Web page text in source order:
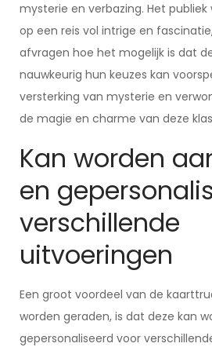
mysterie en verbazing. Het
op een reis vol intrige en
afvragen hoe het mogelijk is dat
nauwkeurig hun keuzes kan
versterking van mysterie en
de magie en charme van deze
Kan worden
en
verschillende
uitvoeringen
Een groot voordeel van de
worden geraden, is dat deze kan
gepersonaliseerd voor